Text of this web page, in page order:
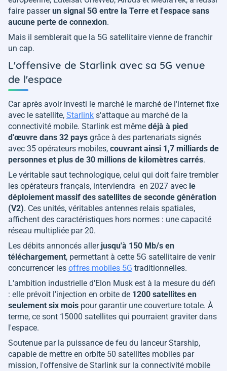
faire passerun signal 5G entre la Terre et l'espace sans
aucune perte de connexion.
Mais il semblerait que la 5G satellitaire vienne de franchir
un cap.
L'offensive de Starlink avec sa 5G venue
de l'espace
Car après avoir investi le marché le marché de l'internet fixe
avec le satellite, Starlink s'attaque au marché de la
connectivité mobile. Starlink est même déjà à pied
d'œuvre dans 32 pays grâce à des partenariats signés
avec 35 opérateurs mobiles, couvrant ainsi 1,7 milliards de
personnes et plus de 30 millions de kilomètres carrés.
Le véritable saut technologique, celui qui doit faire trembler
les opérateurs français, interviendra en 2027 avec le
déploiement massif des satellites de seconde génération
(V2). Ces unités, véritables antennes relais spatiales,
affichent des caractéristiques hors normes : une capacité
réseau multipliée par 20.
Les débits annoncés aller jusqu'à 150 Mb/s en
téléchargement, permettant à cette 5G satellitaire de venir
concurrencer les offres mobiles 5G traditionnelles.
L'ambition industrielle d'Elon Musk est à la mesure du défi
: elle prévoit l'injection en orbite de 1200 satellites en
seulement six mois pour garantir une couverture totale. À
terme, ce sont 15000 satellites qui pourraient graviter dans
l'espace.
Soutenue par la puissance de feu du lanceur Starship,
capable de mettre en orbite 50 satellites mobiles par
mission, l'offensive de Starlink sur la connectivité mobile